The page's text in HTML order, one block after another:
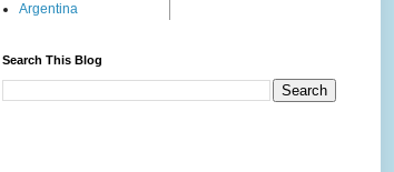
Argentina
Search This Blog